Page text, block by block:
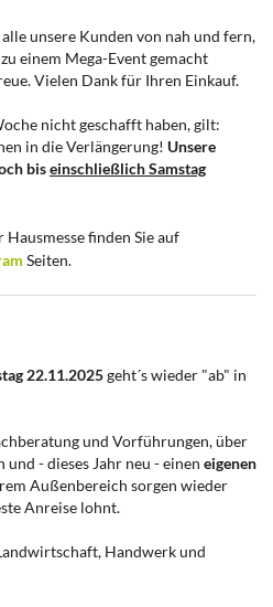
unsere Kunden von nah und fern,
einem Mega-Event gemacht
Vielen Dank für Ihren Einkauf.
nicht geschafft haben, gilt:
in die Verlängerung! Unsere
biseinschließlich Samstag
finden Sie auf
Seiten.
22.11.2025geht´s wieder "ab" in
und Vorführungen, über
- dieses Jahr neu - einen eigenen
Außenbereich sorgen wieder
Anreise lohnt.
Handwerk und